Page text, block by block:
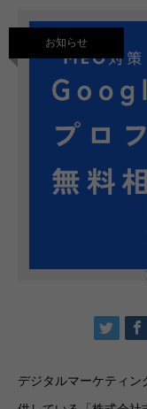
お知らせ
デジタルマーケティン